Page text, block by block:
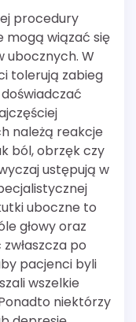
procedury
mogą wiązać się
ubocznych. W
tolerują zabieg
należą reakcje
ból, obrzęk czy
ustępują w
uboczne to
głowy oraz
po
pacjenci byli
wszelkie
niektórzy